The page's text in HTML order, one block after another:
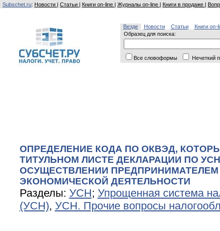
Subschet.ru: Новости | Статьи | Книги on-line | Журналы on-line | Книги в продаже |
Везде Новости Статьи
Книги on-
Образец для поиска:
Все словоформы Нечеткий
ОПРЕДЕЛЕНИЕ КОДА ПО ОКВЭД,
ТИТУЛЬНОМ ЛИСТЕ ДЕКЛАРАЦИИ ПО
ОСУЩЕСТВЛЕНИИ
ЭКОНОМИЧЕСКОЙ ДЕЯТЕЛЬНОСТИ
Разделы: УСН; Упрощенная система
(УСН), УСН. Прочие вопросы